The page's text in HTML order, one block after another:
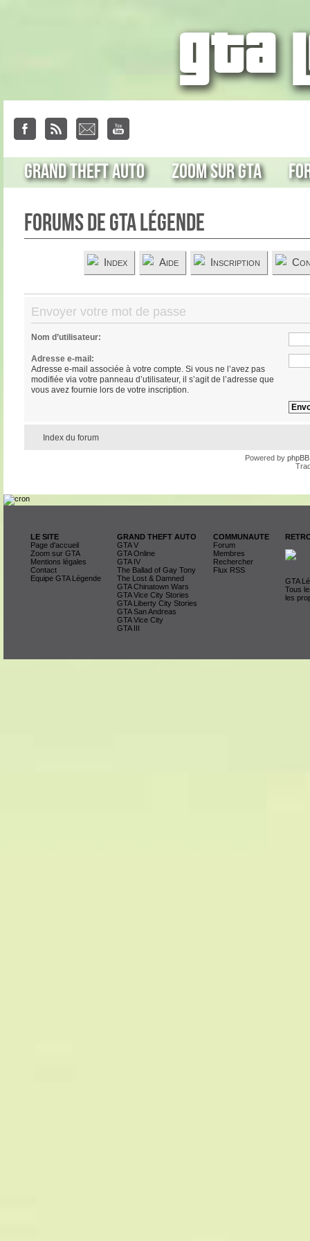
Grand Theft Auto Zoom sur GTA
Forums de GTA Légende
Index Aide Inscription
Envoyer votre mot de passe
Nom d’utilisateur:
Adresse e-mail:
Adresse e-mail associée à votre compte. Si vous ne l’avez pas
modifiée via votre panneau d’utilisateur, il s’agit de l’adresse que
vous avez fournie lors de votre inscription.
Index du forum
Powered by phpBB
LE SITE
Page d'accueil
Zoom sur GTA
Mentions légales
Contact
Equipe GTA Légende
GRAND THEFT AUTO
GTA V
GTA Online
GTA IV
The Ballad of Gay Tony
The Lost & Damned
GTA Chinatown Wars
GTA Vice City Stories
GTA Liberty City Stories
GTA San Andreas
GTA Vice City
GTA III
COMMUNAUTE
Forum
Membres
Rechercher
Flux RSS
GTA
Tous
les